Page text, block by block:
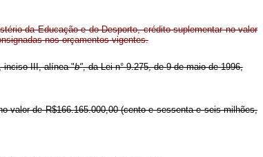
da Educação e do Desporto, crédito suplementar no valor
nos orçamentos vigentes.
inciso III, alínea "b", da Lei n° 9.275, de 9 de maio de 1996,
valor de R$166.165.000,00 (cento e sessenta e seis milhões,